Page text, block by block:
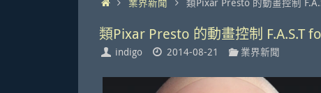
業界新聞 類Pixar Presto 的動畫控制
類Pixar Presto 的動畫控制 F.A.S.T
indigo 2014-08-21 業界新聞